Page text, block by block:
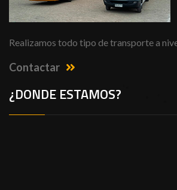
Realizamos todo tipo de transporte a
Contactar
¿DONDE ESTAMOS?